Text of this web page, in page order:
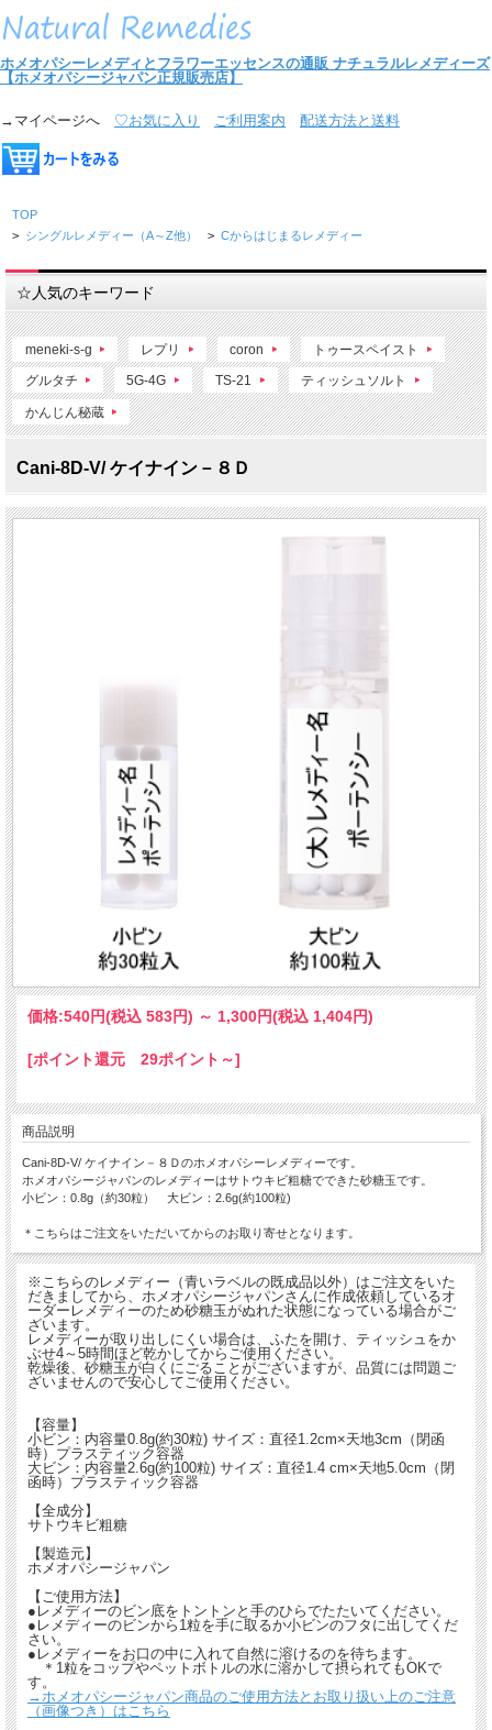
ホメオパシーレメディとフラワーエッセンスの通販 ナチュラルレメディーズ
【ホメオパシージャパン正規販売店】
→マイページへ ♡お気に入り ご利用案内 配送方法と送料
TOP
> シングルレメディー（A～Z他） > Cからはじまるレメディー
☆人気のキーワード
meneki-s-g レプリ coron トゥースペイスト
グルタチ 5G-4G TS-21 ティッシュソルト
かんじん秘蔵
Cani-8D-V/ ケイナイン－８Ｄ
価格:540円(税込 583円) ～ 1,300円(税込 1,404円)
[ポイント還元 29ポイント～]
商品説明
Cani-8D-V/ ケイナイン－８Ｄのホメオパシーレメディーです。
ホメオパシージャパンのレメディーはサトウキビ粗糖でできた砂糖玉です。
小ビン：0.8g（約30粒） 大ビン：2.6g(約100粒)
＊こちらはご注文をいただいてからのお取り寄せとなります。
※こちらのレメディー（青いラベルの既成品以外）はご注文をいた
だきましてから、ホメオパシージャパンさんに作成依頼しているオ
ーダーレメディーのため砂糖玉がぬれた状態になっている場合がご
ざいます。
レメディーが取り出しにくい場合は、ふたを開け、ティッシュをか
ぶせ4～5時間ほど乾かしてからご使用ください。
乾燥後、砂糖玉が白くにごることがございますが、品質には問題ご
ざいませんので安心してご使用ください。
【容量】
小ビン：内容量0.8g(約30粒) サイズ：直径1.2cm×天地3cm（閉函
時）プラスティック容器
大ビン：内容量2.6g(約100粒) サイズ：直径1.4 cm×天地5.0cm（閉
函時）プラスティック容器
【全成分】
サトウキビ粗糖
【製造元】
ホメオパシージャパン
【ご使用方法】
●レメディーのビン底をトントンと手のひらでたたいてください。
●レメディーのビンから1粒を手に取るか小ビンのフタに出してくだ
さい。
●レメディーをお口の中に入れて自然に溶けるのを待ちます。
＊1粒をコップやペットボトルの水に溶かして摂られてもOKで
す。
→ホメオパシージャパン商品のご使用方法とお取り扱い上のご注意
（画像つき）はこちら